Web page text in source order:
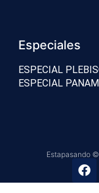
Especiales
ESPECIAL
ESPECIAL
Estapasando